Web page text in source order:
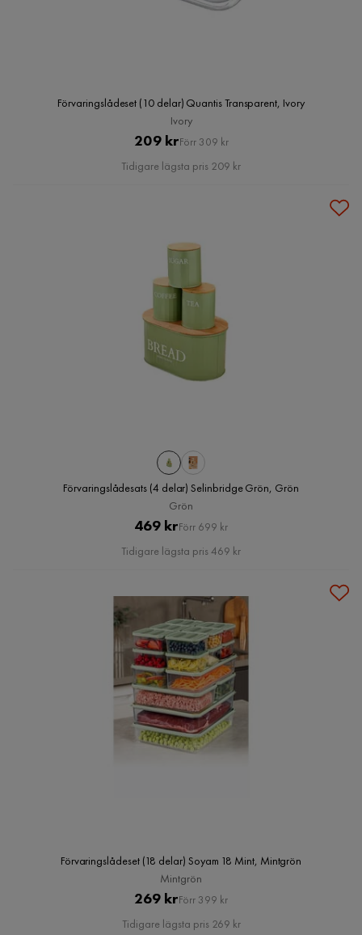
Förvaringslådeset (10 delar) Quantis Transparent, Ivory
Ivory
Pris
209 krOriginal
Pris
Förr 309 kr
Tidigare lägsta pris 209 kr
Förvaringslådesats (4 delar) Selinbridge Grön, Grön
Grön
Pris
469 krOriginal
Pris
Förr 699 kr
Tidigare lägsta pris 469 kr
Förvaringslådeset (18 delar) Soyam 18 Mint, Mintgrön
Mintgrön
Pris
269 krOriginal
Pris
Förr 399 kr
Tidigare lägsta pris 269 kr